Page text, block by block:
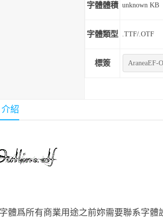
字體體積 unknown KB
字體類型 .TTF/.OTF
標簽 AraneaEF-
介紹
體爲所有商業用途之前妳需要聯系字體